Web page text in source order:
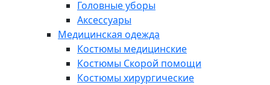
Головные уборы
Аксессуары
Медицинская одежда
Костюмы медицинские
Костюмы Скорой помощи
Костюмы хирургические